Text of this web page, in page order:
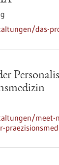
das-
meet-